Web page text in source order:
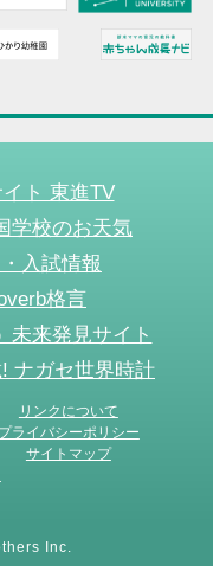
ト 東進TV
学校のお天気
入試情報
格言
未来発見サイト
ナガセ世界時計
リンクについて
プライバシーポリシー
サイトマップ
Inc.